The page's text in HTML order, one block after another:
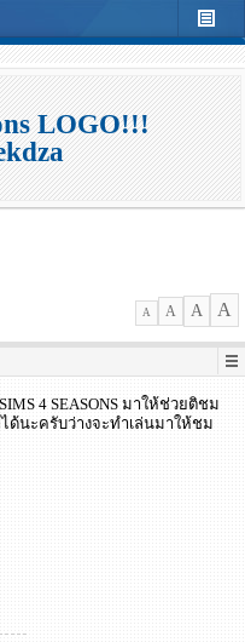
LOGO!!!
A A A A
4 SEASONS มาให้ช่วยติชม
ด้นะครับว่างจะทำเล่นมาให้ชม